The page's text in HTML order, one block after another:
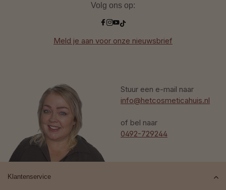
Stuur een e-mail naar
info@hetcosmeticahuis.nl
of bel naar
0492-729244
Volg ons op:
Meld je aan voor onze nieuwsbrief
Klantenservice